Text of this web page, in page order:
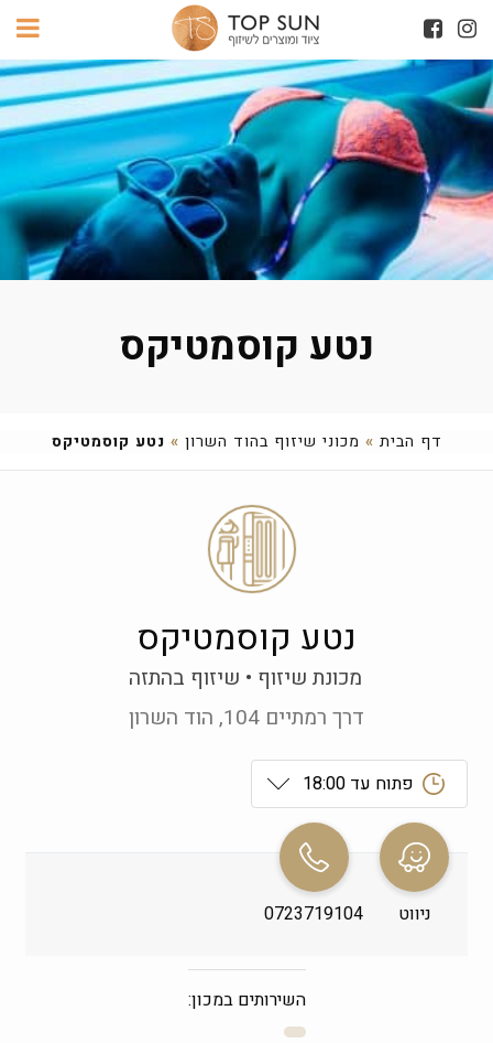
נטע קוסמטיקס
דף הבית » מכוני שיזוף בהוד השרון » נטע קוסמטיקס
נטע קוסמטיקס
מכונת שיזוף
שיזוף בהתזה
דרך רמתיים 104, הוד השרון
פתוח עד 18:00
ראשון
שני
08:00-23:59
שלישי
ניווט 0723719104
השירותים במכון: